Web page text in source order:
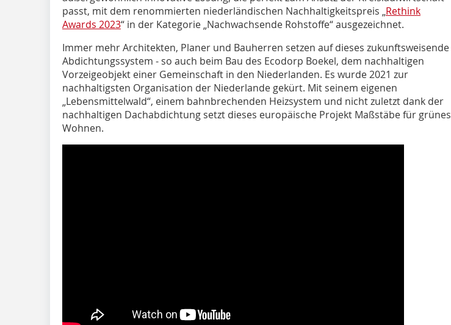
passt, mit dem renommierten niederländischen Nachhaltigkeitspreis „Rethink
Awards 2023“ in der Kategorie „Nachwachsende Rohstoffe“ ausgezeichnet.
Immer mehr Architekten, Planer und Bauherren setzen auf dieses zukunftsweisende
Abdichtungssystem - so auch beim Bau des Ecodorp Boekel, dem nachhaltigen
Vorzeigeobjekt einer Gemeinschaft in den Niederlanden. Es wurde 2021 zur
nachhaltigsten Organisation der Niederlande gekürt. Mit seinem eigenen
„Lebensmittelwald“, einem bahnbrechenden Heizsystem und nicht zuletzt dank der
nachhaltigen Dachabdichtung setzt dieses europäische Projekt Maßstäbe für grünes
Wohnen.